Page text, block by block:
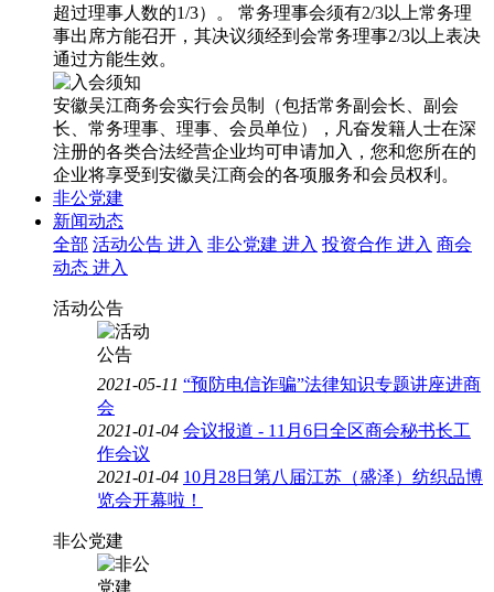
超过理事人数的1/3）。 常务理事会须有2/3以上常务理
事出席方能召开，其决议须经到会常务理事2/3以上表决
通过方能生效。
安徽吴江商务会实行会员制（包括常务副会长、副会
长、常务理事、理事、会员单位），凡奋发籍人士在深
注册的各类合法经营企业均可申请加入，您和您所在的
企业将享受到安徽吴江商会的各项服务和会员权利。
非公党建
新闻动态
全部 活动公告 进入 非公党建 进入 投资合作 进入 商会
动态 进入
活动公告
2021-05-11 “预防电信诈骗”法律知识专题讲座进商
会
2021-01-04 会议报道 - 11月6日全区商会秘书长工
作会议
2021-01-04 10月28日第八届江苏（盛泽）纺织品博
览会开幕啦！
非公党建